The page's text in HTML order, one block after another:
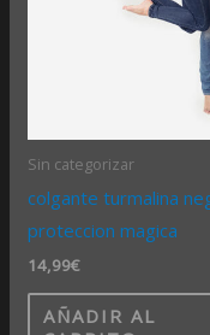
Sin categorizar
colgante turmalina
proteccion magica
14,99€
AÑADIR AL